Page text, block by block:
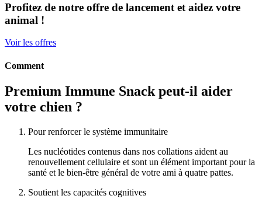
Profitez de notre offre de lancement et aidez votre
animal !
Voir les offres
Comment
Premium Immune Snack peut-il aider
votre chien ?
Pour renforcer le système immunitaire
Les nucléotides contenus dans nos collations aident au
renouvellement cellulaire et sont un élément important pour la
santé et le bien-être général de votre ami à quatre pattes.
Soutient les capacités cognitives